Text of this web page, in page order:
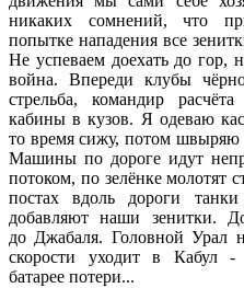
никаких сомнений, что
попытке нападения все
Не успеваем доехать до гор,
война. Впереди клубы
стрельба, командир
кабины в кузов. Я одеваю
то время сижу, потом швыряю
Машины по дороге идут
потоком, по зелёнке молотят
постах вдоль дороги
добавляют наши зенитки.
до Джабаля. Головной Урал
скорости уходит в Кабул
батарее потери...